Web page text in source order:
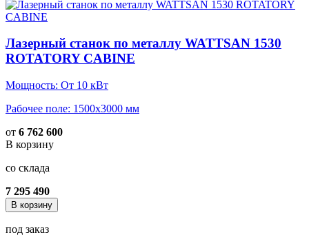
Лазерный станок по металлу WATTSAN 1530
ROTATORY CABINE
Мощность: От 10 кВт
Рабочее поле: 1500х3000 мм
от 6 762 600
В корзину
со склада
7 295 490
В корзину
под заказ